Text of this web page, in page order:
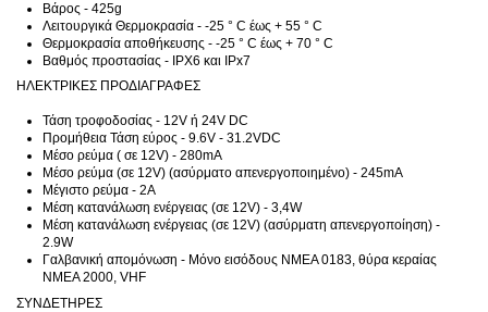
Βάρος - 425g
Λειτουργικά Θερμοκρασία - -25 ° C έως + 55 ° C
Θερμοκρασία αποθήκευσης - -25 ° C έως + 70 ° C
Βαθμός προστασίας - IPX6 και IPx7
ΗΛΕΚΤΡΙΚΕΣ ΠΡΟΔΙΑΓΡΑΦΕΣ
Τάση τροφοδοσίας - 12V ή 24V DC
Προμήθεια Τάση εύρος - 9.6V - 31.2VDC
Μέσο ρεύμα ( σε 12V) - 280mA
Μέσο ρεύμα (σε 12V) (ασύρματο απενεργοποιημένο) - 245mA
Μέγιστο ρεύμα - 2Α
Μέση κατανάλωση ενέργειας (σε 12V) - 3,4W
Μέση κατανάλωση ενέργειας (σε 12V) (ασύρματη απενεργοποίηση) -
2.9W
Γαλβανική απομόνωση - Μόνο εισόδους NMEA 0183, θύρα κεραίας
NMEA 2000, VHF
ΣΥΝΔΕΤΗΡΕΣ